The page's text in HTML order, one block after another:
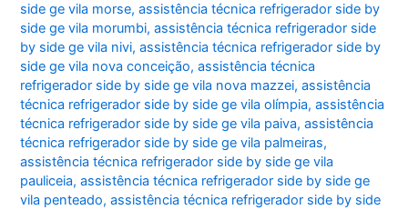
side ge vila morse,assistência técnica refrigerador side by
side ge vila morumbi,assistência técnica refrigerador side
by side ge vila nivi,assistência técnica refrigerador side by
side ge vila nova conceição,assistência técnica
refrigerador side by side ge vila nova mazzei,assistência
técnica refrigerador side by side ge vila olímpia,assistência
técnica refrigerador side by side ge vila paiva,assistência
técnica refrigerador side by side ge vila palmeiras,
assistência técnica refrigerador side by side ge vila
pauliceia,assistência técnica refrigerador side by side ge
vila penteado,assistência técnica refrigerador side by side